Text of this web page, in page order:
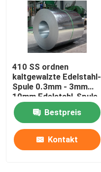
410 SS ordnen
kaltgewalzte Edelstahl-
Spule 0.3mm - 3mm
10mm Edelstahl-Spule
Bestpreis
Kontakt